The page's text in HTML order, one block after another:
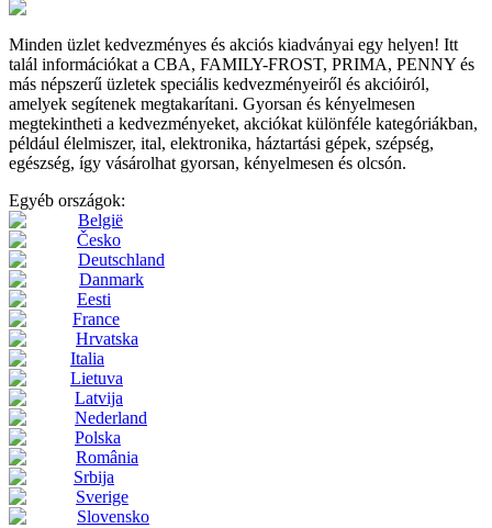
Minden üzlet kedvezményes és akciós kiadványai egy helyen! Itt
talál információkat a CBA, FAMILY-FROST, PRIMA, PENNY és
más népszerű üzletek speciális kedvezményeiről és akcióiról,
amelyek segítenek megtakarítani. Gyorsan és kényelmesen
megtekintheti a kedvezményeket, akciókat különféle kategóriákban,
például élelmiszer, ital, elektronika, háztartási gépek, szépség,
egészség, így vásárolhat gyorsan, kényelmesen és olcsón.
Egyéb országok:
België
Česko
Deutschland
Danmark
Eesti
France
Hrvatska
Italia
Lietuva
Latvija
Nederland
Polska
România
Srbija
Sverige
Slovensko